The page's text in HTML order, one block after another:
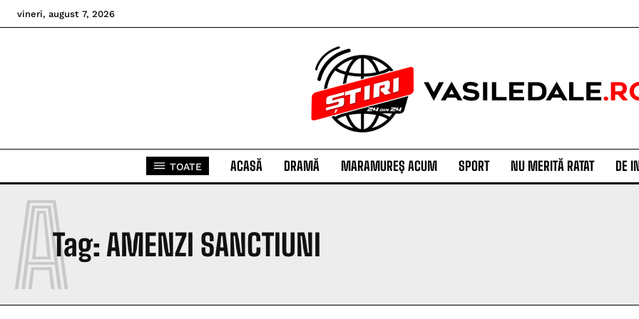
vineri, august 7, 2026
TOATE ACASĂ DRAMĂ MARAMUREȘ ACUM SPORT NU MERITĂ RATAT DE
Tag: AMENZI SANCTIUNI
A